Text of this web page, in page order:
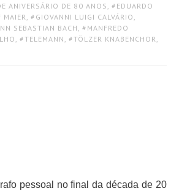
ANIVERSÁRIO DE 80 ANOS
EDUARDO
MAIER GIOVANNI LUIGI CALVÁRIO
SEBASTIAN BACH
MANFREDO
TELEMANN TÖLZER KNABENCHOR
pessoal no final da década de 20